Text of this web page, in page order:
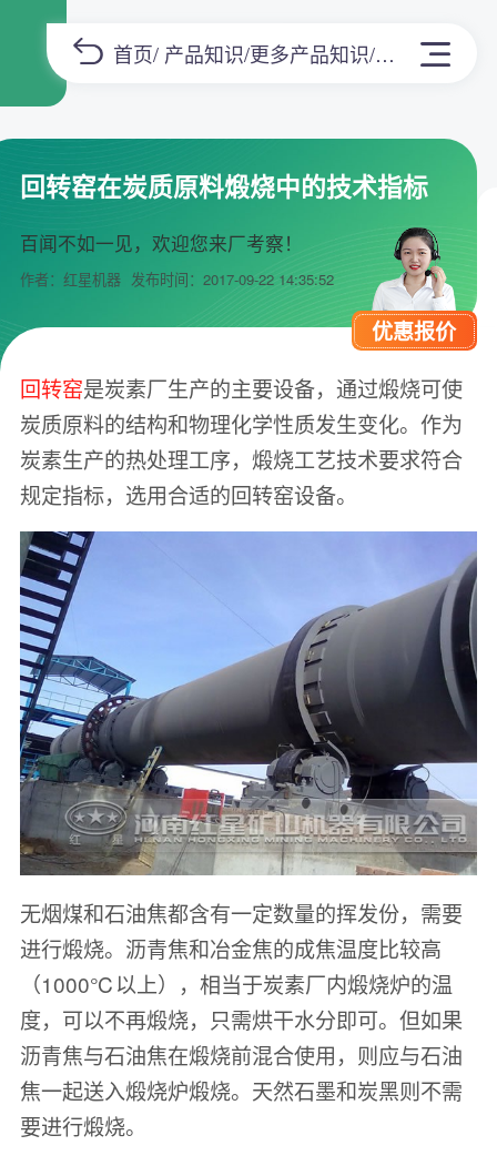
首页/ 产品知识/更多产品知识/正文
回转窑在炭质原料煅烧中的技术指标
百闻不如一见，欢迎您来厂考察！
作者：红星机器 发布时间：2017-09-22 14:35:52
优惠报价
回转窑是炭素厂生产的主要设备，通过煅烧可使
炭质原料的结构和物理化学性质发生变化。作为
炭素生产的热处理工序，煅烧工艺技术要求符合
规定指标，选用合适的回转窑设备。
无烟煤和石油焦都含有一定数量的挥发份，需要
进行煅烧。沥青焦和冶金焦的成焦温度比较高
（1000℃以上），相当于炭素厂内煅烧炉的温
度，可以不再煅烧，只需烘干水分即可。但如果
沥青焦与石油焦在煅烧前混合使用，则应与石油
焦一起送入煅烧炉煅烧。天然石墨和炭黑则不需
要进行煅烧。